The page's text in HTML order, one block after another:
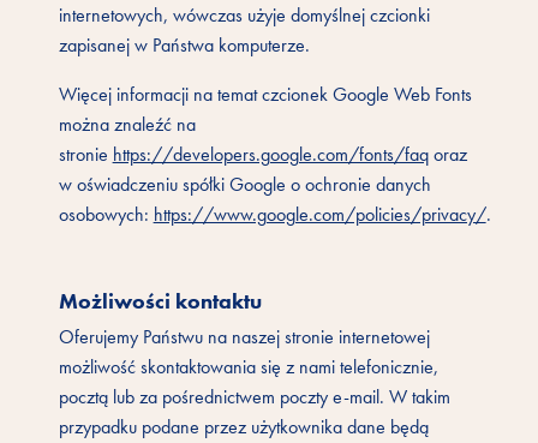
internetowych, wówczas użyje domyślnej czcionki
zapisanej w Państwa komputerze.
Więcej informacji na temat czcionek Google Web Fonts
można znaleźć na
stronie https://developers.google.com/fonts/faqoraz
w oświadczeniu spółki Google o ochronie danych
osobowych: https://www.google.com/policies/privacy/.
Możliwości kontaktu
Oferujemy Państwu na naszej stronie internetowej
możliwość skontaktowania się z nami telefonicznie,
pocztą lub za pośrednictwem poczty e-mail. W takim
przypadku podane przez użytkownika dane będą